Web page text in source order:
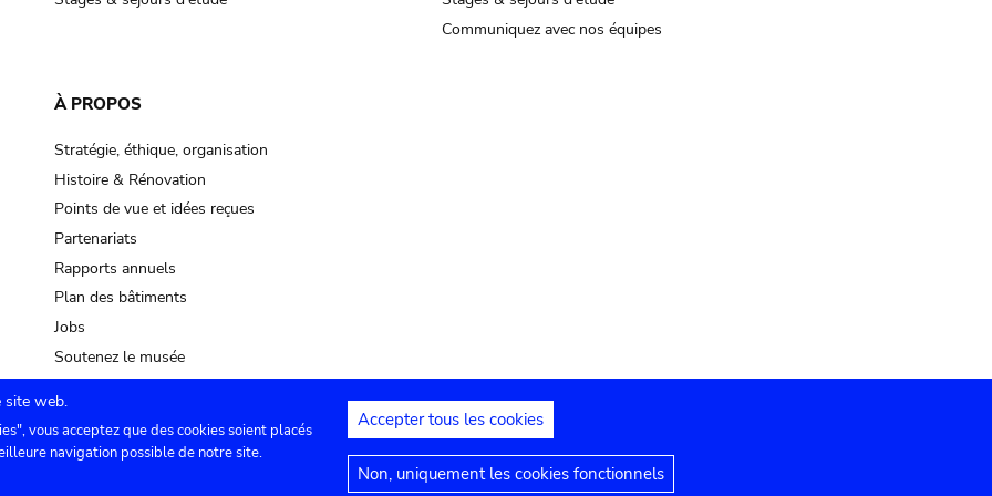
Communiquez avec nos équipes
À PROPOS
Stratégie, éthique, organisation
Histoire & Rénovation
Points de vue et idées reçues
Partenariats
Rapports annuels
Plan des bâtiments
Jobs
Soutenez le musée
Contact Paramètres de confidentialité Mentions juridiques Déclaration d'accessibilité
site web.
vous acceptez que des cookies soient placés
navigation possible de notre site.
Accepter tous les cookies
Non, uniquement les cookies fonctionnels